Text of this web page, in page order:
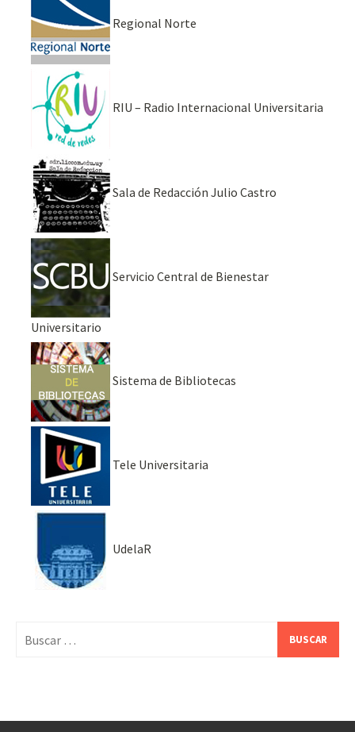
Regional Norte
RIU – Radio Internacional Universitaria
Sala de Redacción Julio Castro
Servicio Central de Bienestar
Universitario
Sistema de Bibliotecas
Tele Universitaria
UdelaR